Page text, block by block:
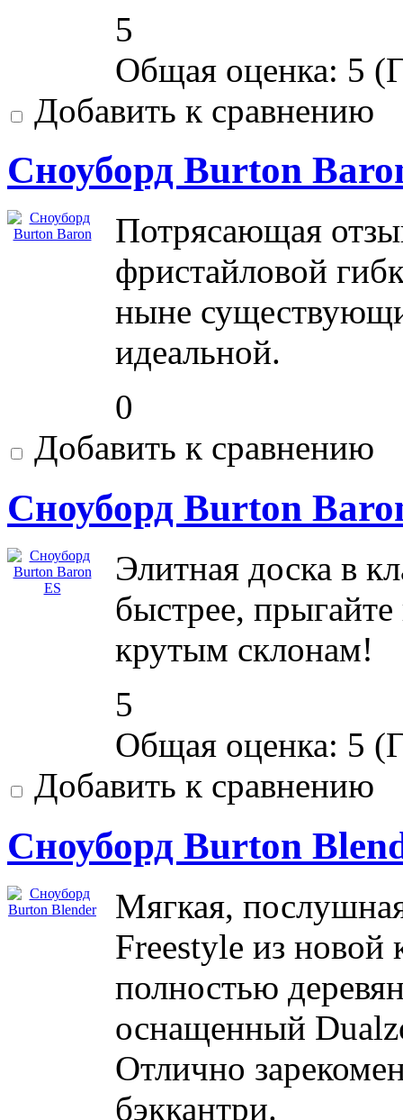
5
Общая оценка: 5 (
Добавить к сравнению
Сноуборд Burton
Потрясающая
фристайловой
ныне
идеальной.
0
Добавить к сравнению
Сноуборд Burton
Элитная доска в
быстрее,
крутым склонам!
5
Общая оценка: 5 (
Добавить к сравнению
Сноуборд Burton
Мягкая,
Freestyle из
полностью
оснащенный
Отлично
бэккантри.